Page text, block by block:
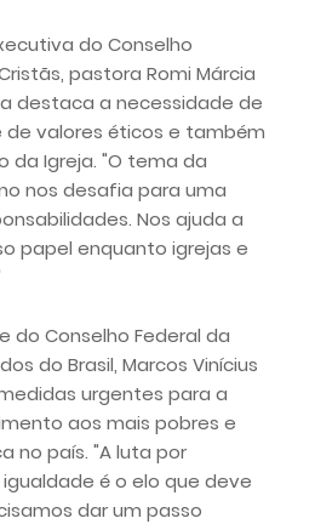
do Conselho
pastora Romi Márcia
destaca a necessidade de
valores éticos e também
da Igreja. "O tema da
nos desafia para uma
Nos ajuda a
papel enquanto igrejas e
do Conselho Federal da
do Brasil, Marcos Vinícius
urgentes para a
aos mais pobres e
no país. "A luta por
é o elo que deve
dar um passo